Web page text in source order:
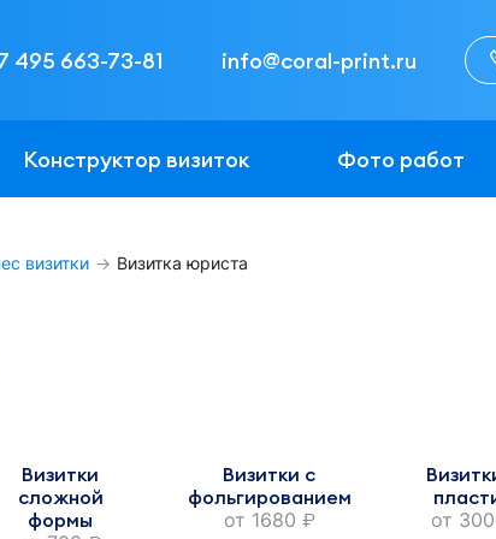
495 663-73-81 info@coral-print.ru
Конструктор визиток Фото работ
визитки Визитка юриста
Визитки
сложной
формы
Визитки с
фольгированием
от 1680 руб.
от